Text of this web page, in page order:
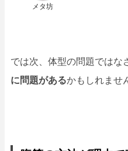
メタ坊
では次、体型の問題ではな
に問題があるかもしれませ